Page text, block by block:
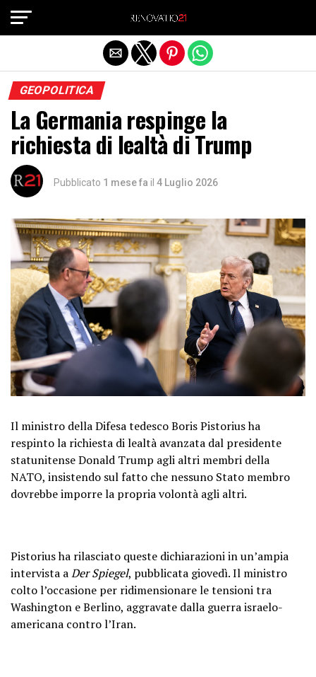
GEOPOLITICA
La Germania respinge la
richiesta di lealtà di Trump
Pubblicato 1 mese fa il 4 Luglio 2026
Il ministro della Difesa tedesco Boris Pistorius ha
respinto la richiesta di lealtà avanzata dal presidente
statunitense Donald Trump agli altri membri della
NATO, insistendo sul fatto che nessuno Stato membro
dovrebbe imporre la propria volontà agli altri.
Pistorius ha rilasciato queste dichiarazioni in un’ampia
intervista aDer Spiegel, pubblicata giovedì. Il ministro
colto l’occasione per ridimensionare le tensioni tra
Washington e Berlino, aggravate dalla guerra israelo-
americana contro l’Iran.
Exit mobile version